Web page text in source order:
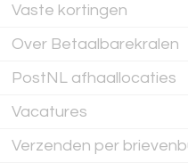
Vaste kortingen
Over Betaalbarekralen
PostNL afhaallocaties
Vacatures
Verzenden per